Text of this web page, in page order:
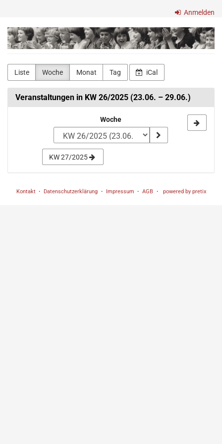
Inhalt
springen
Anmelden
Freilichtbühne
e.V.
Liste Woche Monat Tag iCal
Veranstaltungen in KW 26/2025 (23.06. – 29.06.)
zur
Anzeige
auswählen
Woche
KW 27/2025
Kontakt Datenschutzerklärung Impressum AGB powered by pretix